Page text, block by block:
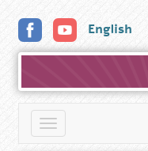
English
Toggle